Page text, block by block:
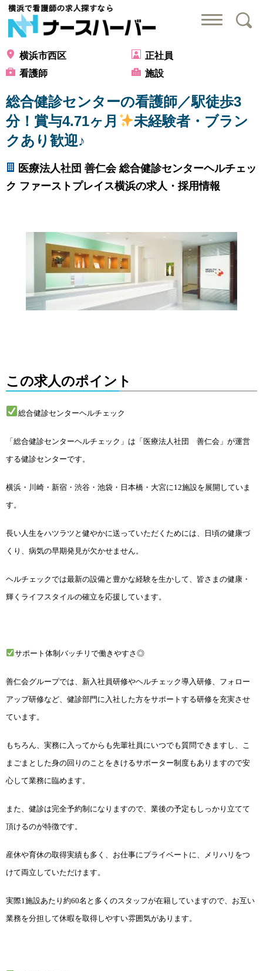
横浜市西区
正社員
看護師
施設
総合健診センターの看護師／駅徒歩3
分！賞与4.71ヶ月
未経験者・ブラン
クあり歓迎♪
医療法人社団 善仁会 総合健診センターヘルチェッ
ク ファーストプレイス横浜の求人・採用情報
この求人のポイント
総合健診センターヘルチェック
「総合健診センターヘルチェック」は「医療法人社団 善仁会」が運営
する健診センターです。
横浜・川崎・新宿・渋谷・池袋・日本橋・大宮に12施設を展開していま
す。
長い人生をハツラツと健やかに送っていただくためには、日頃の健康づ
くり、病気の早期発見が欠かせません。
ヘルチェックでは最新の設備と豊かな経験を生かして、皆さまの健康・
輝くライフスタイルの確立を応援しています。
サポート体制バッチリで働きやすさ◎
善仁会グループでは、新入社員研修やヘルチェック導入研修、フォロー
アップ研修など、健診部門に入社した方をサポートする研修を充実させ
ています。
もちろん、実務に入ってからも先輩社員にいつでも質問できますし、こ
まごまとした身の回りのことをきけるサポーター制度もありますので安
心して業務に臨めます。
また、健診は完全予約制になりますので、業後の予定もしっかり立てて
頂けるのが特徴です。
産休や育休の取得実績も多く、お仕事にプライベートに、メリハリをつ
けて両立していただけます。
実際1施設あたり約60名と多くのスタッフが在籍していますので、お互い
業務を分担して休暇を取得しやすい雰囲気があります。